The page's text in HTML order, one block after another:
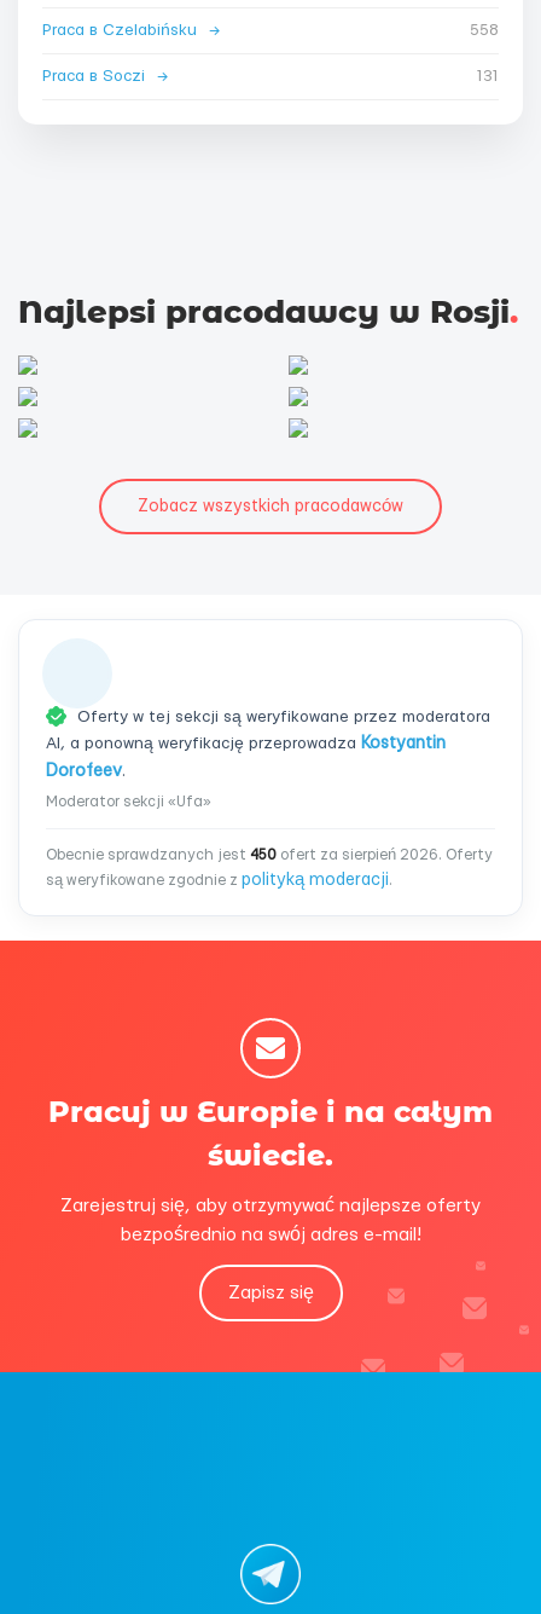
Praca в Czelabińsku → 558
Praca в Soczi → 131
Najlepsi pracodawcy w Rosji.
Zobacz wszystkich pracodawców
Oferty w tej sekcji są weryfikowane przez moderatora
AI, a ponowną weryfikację przeprowadza Kostyantin
Dorofeev.
Moderator sekcji «Ufa»
Obecnie sprawdzanych jest 450 ofert za sierpień 2026. Oferty
są weryfikowane zgodnie z polityką moderacji.
Pracuj w Europie i na całym
świecie.
Zarejestruj się, aby otrzymywać najlepsze oferty
bezpośrednio na swój adres e-mail!
Zapisz się